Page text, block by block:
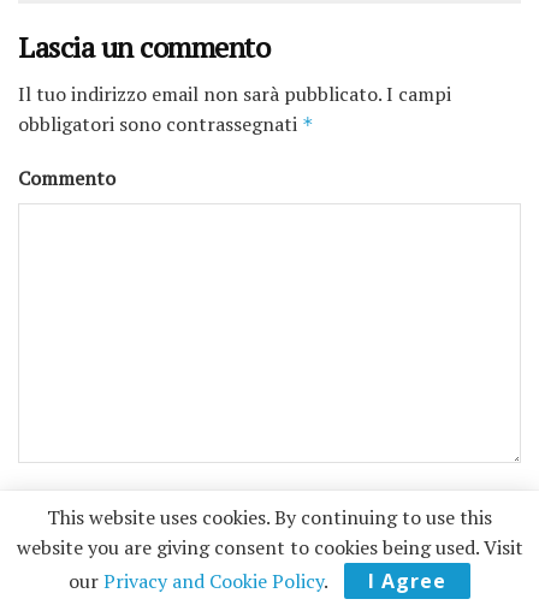
Lascia un commento
Il tuo indirizzo email non sarà pubblicato.I campi
obbligatori sono contrassegnati *
Commento
Nome*
This website uses cookies. By continuing to use this
website you are giving consent to cookies being used. Visit
ourPrivacy and Cookie Policy. I Agree